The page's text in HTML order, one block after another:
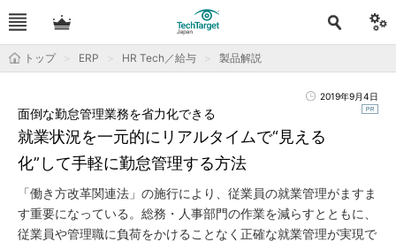
トップ ERP HR Tech／給与 製品解説
2019年9月4日
就業状況を一元的にリアルタイムで“見える
化”して手軽に勤怠管理する方法
面倒な勤怠管理業務を省力化できる
「働き方改革関連法」の施行により、従業員の就業管理がますま
す重要になっている。総務・人事部門の作業を減らすとともに、
従業員や管理職に負荷をかけることなく正確な就業管理が実現で